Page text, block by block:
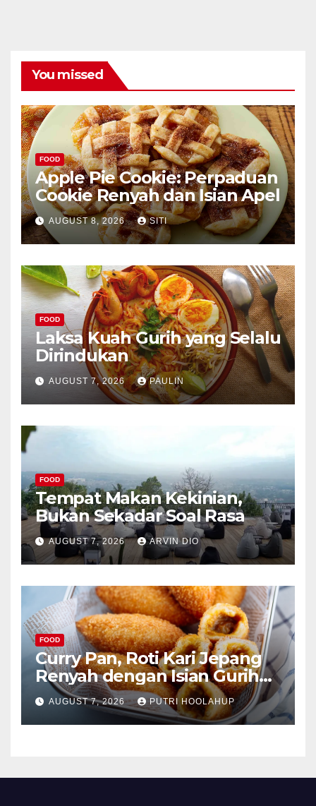
You missed
FOOD
Apple Pie Cookie: Perpaduan
Cookie Renyah dan Isian Apel
AUGUST 8, 2026 SITI
FOOD
Laksa Kuah Gurih yang Selalu
Dirindukan
AUGUST 7, 2026 PAULIN
FOOD
Tempat Makan Kekinian,
Bukan Sekadar Soal Rasa
AUGUST 7, 2026 ARVIN DIO
FOOD
Curry Pan, Roti Kari Jepang
Renyah dengan Isian Gurih
Menggoda
AUGUST 7, 2026 PUTRI HOOLAHUP